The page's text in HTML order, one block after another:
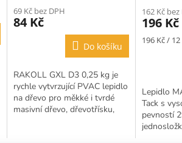
69 Kč bez DPH
84 Kč
Do košíku
RAKOLL GXL D3 0,25 kg je
rychle vytvrzující PVAC lepidlo
na dřevo pro měkké i tvrdé
masivní dřevo, dřevotřísku,
162 Kč bez
196 Kč
Měrná
196 Kč / 12
Lepidlo
Tack s
pevností